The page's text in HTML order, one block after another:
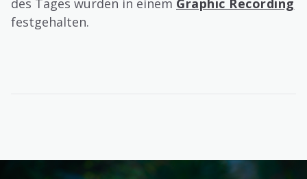
des Tages wurden in einem Graphic Recording
festgehalten.